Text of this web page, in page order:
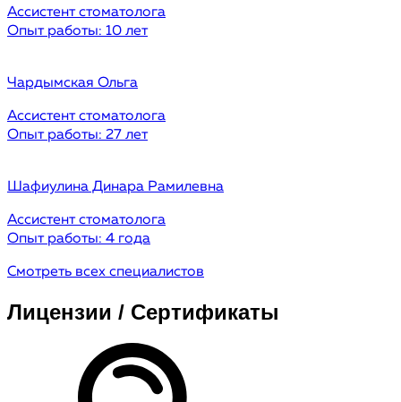
Ассистент стоматолога
Опыт работы: 10 лет
Чардымская Ольга
Ассистент стоматолога
Опыт работы: 27 лет
Шафиулина Динара Рамилевна
Ассистент стоматолога
Опыт работы: 4 года
Смотреть всех специалистов
Лицензии / Сертификаты